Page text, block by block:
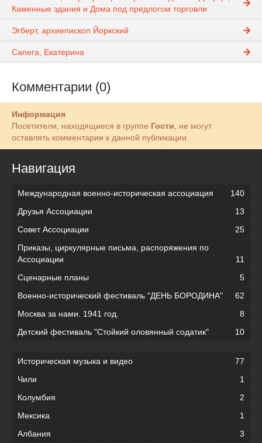
Каменные здания и Дома под предлогом торговли
Эгберт, архиепископ Йоркский
Сапега, Екатерина
Комментарии (0)
Информация
Посетители, находящиеся в группе Гости, не могут
оставлять комментарии к данной публикации.
Навигация
Международная военно-историческая ассоциация
140
Друзья Ассоциации
13
Совет Ассоциации
25
Приказы, циркулярные письма, распоряжения по
Ассоциации
11
Сценарные планы
5
Военно-исторический фестиваль "ДЕНЬ БОРОДИНА"
62
Москва за нами. 1941 год.
8
Детский фестиваль "Стойкий оловянный содатик"
10
Историческая музыка и видео
77
Чили
1
Колумбия
2
Мексика
1
Албания
3